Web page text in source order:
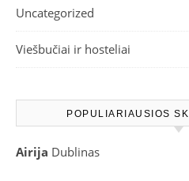
Uncategorized
Viešbučiai ir hosteliai
POPULIARIAUSIOS
Airija Dublinas